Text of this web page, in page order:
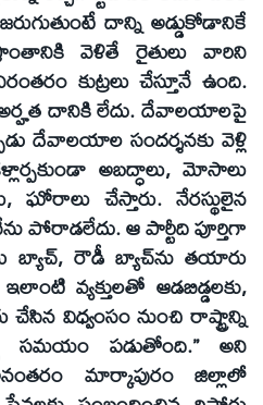
దాన్ని అడ్డుకోడానికే
వెళితే రైతులు వారిని
కుట్రలు చేస్తూనే ఉంది.
దానికి లేదు. దేవాలయాలపై
దేవాలయాల సందర్శనకు వెళ్లి
అబద్ధాలు, మోసాలు
ఘోరాలు చేస్తారు. నేరస్థులైన
పోరాడలేదు. ఆ పార్టీది పూర్తిగా
బ్యాచ్, రౌడీ బ్యాచ్‌ను తయారు
వ్యక్తులతో ఆడబిడ్డలకు,
విధ్వంసం నుంచి రాష్ట్రాన్ని
సమయం పడుతోంది.” అని
మార్కాపురం జిల్లాలో